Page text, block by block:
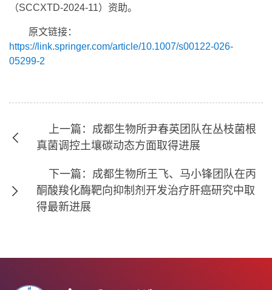
（SCCXTD-2024-11）资助。
原文链接：
https://link.springer.com/article/10.1007/s00122-026-
05299-2
上一篇：成都生物所尹春英团队在丛枝菌根
真菌调控土壤碳动态方面取得进展
下一篇：成都生物所王飞、马小锋团队在丙
酮酸羧化酶靶向抑制剂开发治疗肝癌研究中取
得最新进展